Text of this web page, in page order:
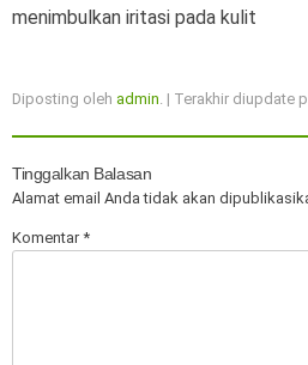
menimbulkan iritasi pada kulit
Diposting oleh admin . | Terakhir diupdate
Tinggalkan Balasan
Alamat email Anda tidak akan
Komentar*